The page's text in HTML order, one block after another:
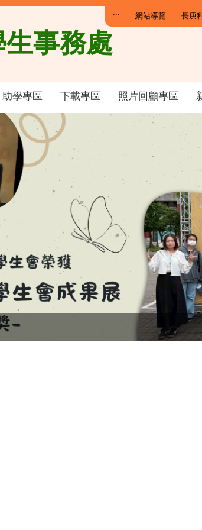
生事務處
::: 網站導覽 長庚
助學專區 下載專區 照片回顧專區